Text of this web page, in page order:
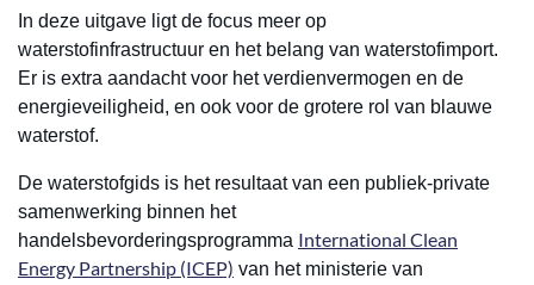
In deze uitgave ligt de focus meer op
waterstofinfrastructuur en het belang van waterstofimport.
Er is extra aandacht voor het verdienvermogen en de
energieveiligheid, en ook voor de grotere rol van blauwe
waterstof.
De waterstofgids is het resultaat van een publiek-private
samenwerking binnen het
handelsbevorderingsprogramma International Clean
Energy Partnership (ICEP) van het ministerie van